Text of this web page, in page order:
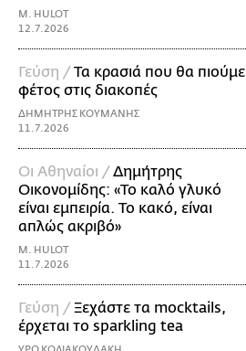
M. HULOT
12.7.2026
Γεύση /Τα κρασιά που θα πιούμε
φέτος στις διακοπές
ΔΗΜΗΤΡΗΣ ΚΟΥΜΑΝΗΣ
11.7.2026
Οι Αθηναίοι /Δημήτρης
Οικονομίδης: «Το καλό γλυκό
είναι εμπειρία. Το κακό, είναι
απλώς ακριβό»
M. HULOT
11.7.2026
Γεύση /Ξεχάστε τα mocktails,
έρχεται το sparkling tea